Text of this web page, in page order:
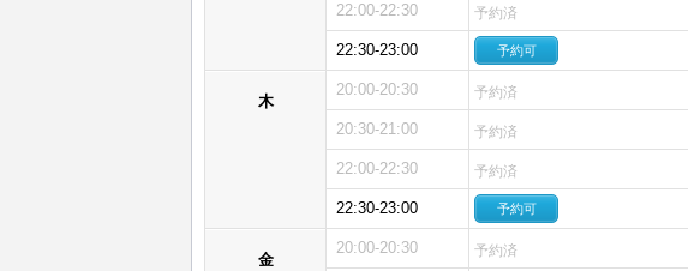
22:00-22:30 予約済
22:30-23:00 予約可
木
20:00-20:30 予約済
20:30-21:00 予約済
22:00-22:30 予約済
22:30-23:00 予約可
金
20:00-20:30 予約済